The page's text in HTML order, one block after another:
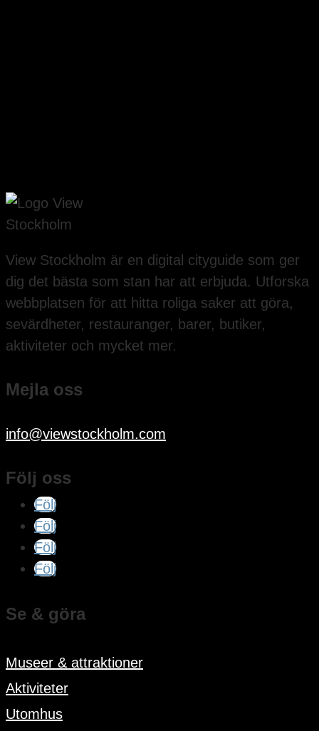
View Stockholm är en digital cityguide som ger
dig det bästa som stan har att erbjuda. Utforska
webbplatsen för att hitta roliga saker att göra,
sevärdheter, restauranger, barer, butiker,
aktiviteter och mycket mer.
Mejla oss
info@viewstockholm.com
Följ oss
Följ
Följ
Följ
Följ
Se & göra
Museer & attraktioner
Aktiviteter
Utomhus